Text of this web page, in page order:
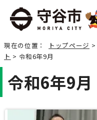
現在の位置： トップページ >
ト > 令和6年9月
令和6年9月